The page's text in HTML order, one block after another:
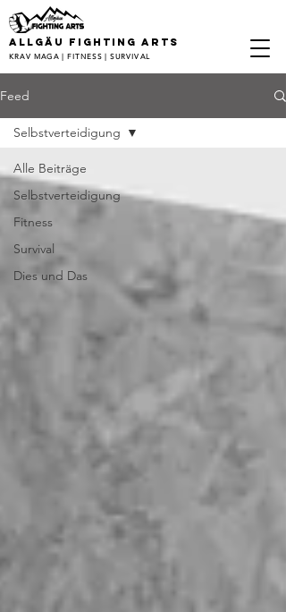
ALLGÄU FIGHTING ARTS
KRAV MAGA | FITNESS | SURVIVAL
Feed
Alle Beiträge
Selbstverteidigung
Fitness
Survival
Dies und Das
Selbstverteidigung